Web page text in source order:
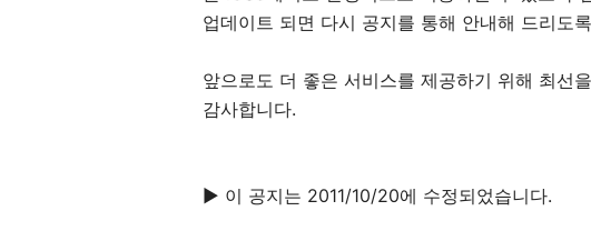
업데이트 되면 다시 공지를 통해 안내해 드리도
앞으로도 더 좋은 서비스를 제공하기 위해 최선
감사합니다.
▶ 이 공지는 2011/10/20에 수정되었습니다.